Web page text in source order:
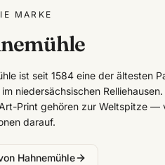
MARKE
ist seit 1584 eine der ältesten
niedersächsischen
Print gehören zur Weltspitze —
darauf.
Hahnemühle